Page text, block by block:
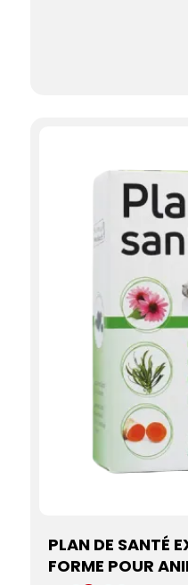
PLAN DE SANTÉ
FORME POUR